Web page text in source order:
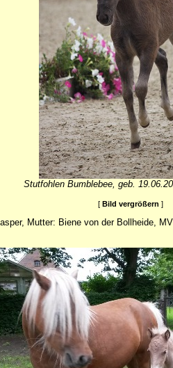
Stutfohlen Bumblebee, geb.
[ Bild vergrößern ]
Mutter: Biene von der Bollheide,